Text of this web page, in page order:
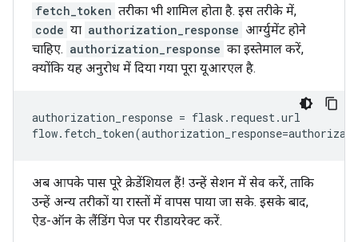
fetch_token तरीका भी शामिल होता है. इस तरीके में,
code या authorization_response आर्ग्युमेंट होने
चाहिए. authorization_response का इस्तेमाल करें,
क्योंकि यह अनुरोध में दिया गया पूरा यूआरएल है.
authorization_response = flask . request.url
flow. fetch_token(authorization_response=
अब आपके पास पूरे क्रेडेंशियल हैं! उन्हें सेशन में सेव करें, ताकि
उन्हें अन्य तरीकों या रास्तों में वापस पाया जा सके. इसके बाद,
ऐड-ऑन के लैंडिंग पेज पर रीडायरेक्ट करें.